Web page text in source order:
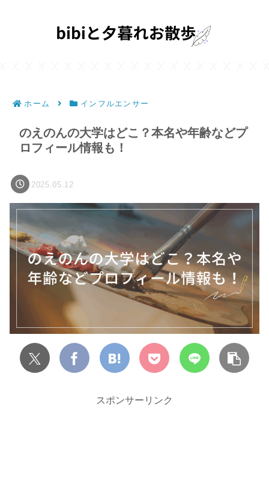
ホーム インフルエンサー
のえのんの大学はどこ？本名や年齢などプ
ロフィール情報も！
2025.05.12
スポンサーリンク